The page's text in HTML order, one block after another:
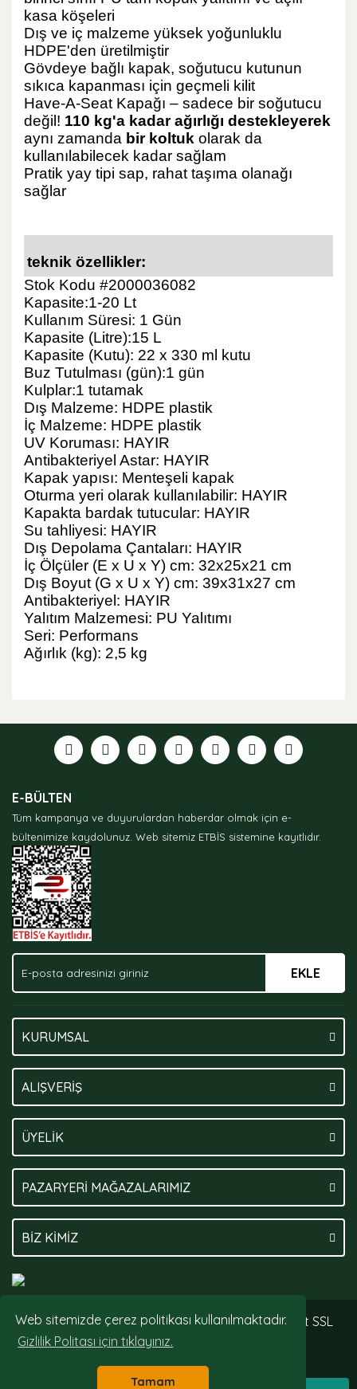
Web sitemizde çerez politikası kullanılmaktadır.
Gizlilik Politası için tıklayınız.
Tamam
kasa köşeleri
Dış ve iç malzeme yüksek yoğunluklu
HDPE'den üretilmiştir
Gövdeye bağlı kapak, soğutucu kutunun
sıkıca kapanması için geçmeli kilit
Have-A-Seat Kapağı – sadece bir soğutucu
değil! 110 kg'a kadar ağırlığı destekleyerek
aynı zamanda bir koltuk olarak da
kullanılabilecek kadar sağlam
Pratik yay tipi sap, rahat taşıma olanağı
sağlar
teknik özellikler:
Stok Kodu #2000036082
Kapasite:1-20 Lt
Kullanım Süresi: 1 Gün
Kapasite (Litre):15 L
Kapasite (Kutu): 22 x 330 ml kutu
Buz Tutulması (gün):1 gün
Kulplar:1 tutamak
Dış Malzeme: HDPE plastik
İç Malzeme: HDPE plastik
UV Koruması: HAYIR
Antibakteriyel Astar: HAYIR
Kapak yapısı: Menteşeli kapak
Oturma yeri olarak kullanılabilir: HAYIR
Kapakta bardak tutucular: HAYIR
Su tahliyesi: HAYIR
Dış Depolama Çantaları: HAYIR
İç Ölçüler (E x U x Y) cm: 32x25x21 cm
Dış Boyut (G x U x Y) cm: 39x31x27 cm
Antibakteriyel: HAYIR
Yalıtım Malzemesi: PU Yalıtımı
Seri: Performans
Ağırlık (kg): 2,5 kg
formunu kullanarak tarafımıza iletebilirsiniz.
Görüş ve önerileriniz için teşekkür ederiz.
Ürün açıklamasında eksik bilgiler bulunuyor.
Ürün bilgilerinde hatalar bulunuyor.
Ürün fiyatı diğer sitelerden daha pahalı.
Bu ürüne benzer farklı alternatifler olmalı.
E-BÜLTEN
Tüm kampanya ve duyurulardan haberdar olmak için e-
bültenimize kaydolunuz. Web sitemiz ETBİS sistemine kayıtlıdır.
EKLE
KURUMSAL
ALIŞVERİŞ
ÜYELİK
PAZARYERİ MAĞAZALARIMIZ
BİZ KİMİZ
© Tüm hakları saklıdır. Kredi kartı bilgileriniz 256bit SSL
sertifikası ile korunmaktadır.